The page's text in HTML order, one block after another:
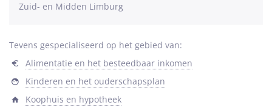
Zuid- en Midden Limburg
Tevens gespecialiseerd op het gebied van:
Alimentatie en het besteedbaar inkomen
Kinderen en het ouderschapsplan
Koophuis en hypotheek